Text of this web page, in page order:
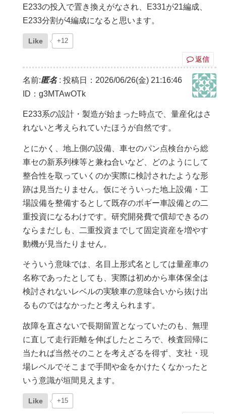
E233の投入で置き換えがなされ、E331が21編成、
E233分割が4編成になると思います。
Like +12
返信
名前:匿名: 投稿日：2026/06/26(金) 21:16:46
ID：g3MTAwOTk
E233系の設計・製造が始まった時点で、量産化はさ
れないと考えられていたほうが自然です。
とにかく、地上側の設備、車セのパン点検台から総
車セの新系列棟等と兼ね合いなど、どのようにして
整合性を取っていくのか実際に検討されたような形
跡は見当たりません。仮にそういった地上設備・工
場設備を整備するとして既存のボギー車設備との二
重投資になるわけです。研究開発費で償却できるの
ならまだしも、二重投資までして固定資産を増やす
動機が見当たりません。
そういう意味では、名目上形式名としては量産車の
名称であったとしても、実際は初めから車体保全は
検討されないレベルの実験車の意味合いから抜け出
るものではなかったと考えられます。
故障を直さないで長期留置となっていたのも、無理
に直して走行距離を伸ばしたところで、検査回帰に
当たれば当然そのことを考えざるを得ず、支社・現
場レベルでそこまで手間や金をかけたくなかったと
いう意識が垣間見えます。
Like +15